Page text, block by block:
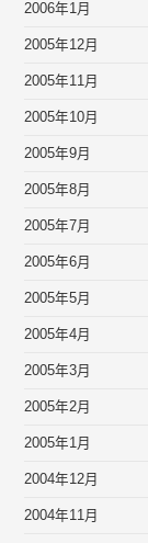
2006年1月
2005年12月
2005年11月
2005年10月
2005年9月
2005年8月
2005年7月
2005年6月
2005年5月
2005年4月
2005年3月
2005年2月
2005年1月
2004年12月
2004年11月